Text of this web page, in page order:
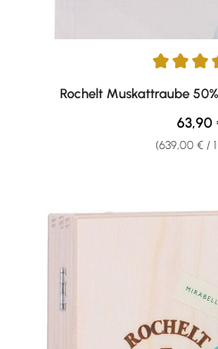
Durchschnittliche Bewertung
Rochelt Muskattraube
(639,00 € /
63,90